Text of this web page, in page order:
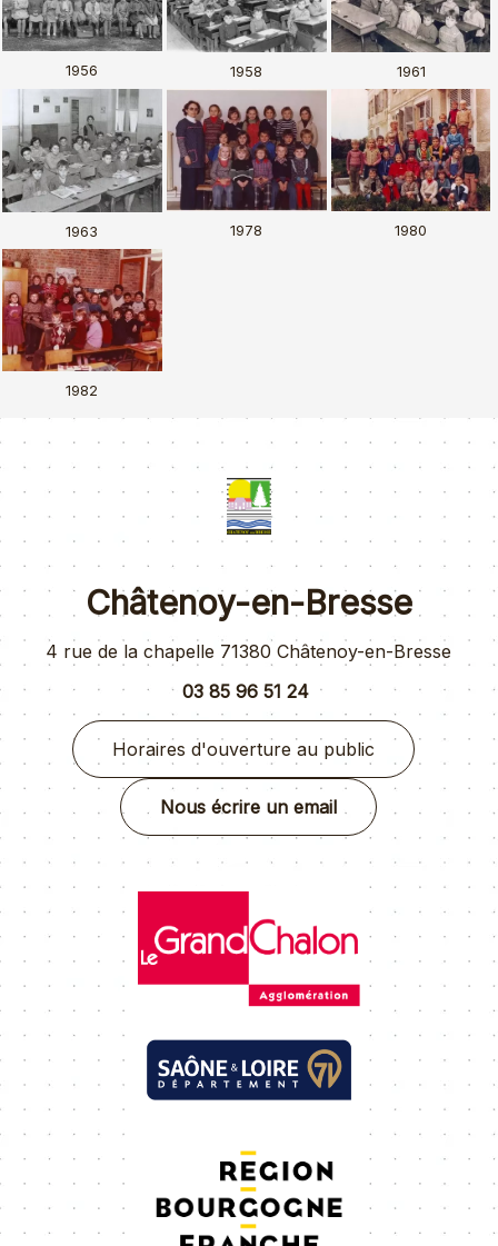
1956 1958 1961
1963 1978 1980
1982
Châtenoy-en-Bresse
4 rue de la chapelle 71380 Châtenoy-en-Bresse
03 85 96 51 24
Horaires d'ouverture au public
Nous écrire un email